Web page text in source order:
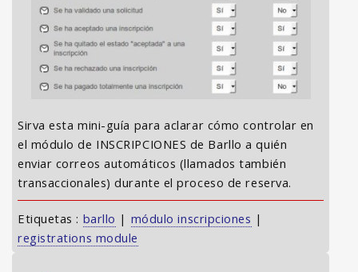
Sirva esta mini-guía para aclarar cómo controlar en
el módulo de INSCRIPCIONES de Barllo a quién
enviar correos automáticos (llamados también
transaccionales) durante el proceso de reserva.
Etiquetas : barllo | módulo inscripciones |
registrations module